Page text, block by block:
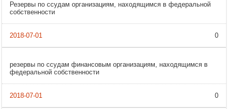
Резервы по ссудам организациям, находящимся в федеральной
собственности
0
резервы по ссудам финансовым организациям, находящимся в
федеральной собственности
0